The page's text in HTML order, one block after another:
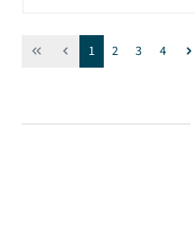
Seite
1 Seite
2 Seite
3 Seite
4